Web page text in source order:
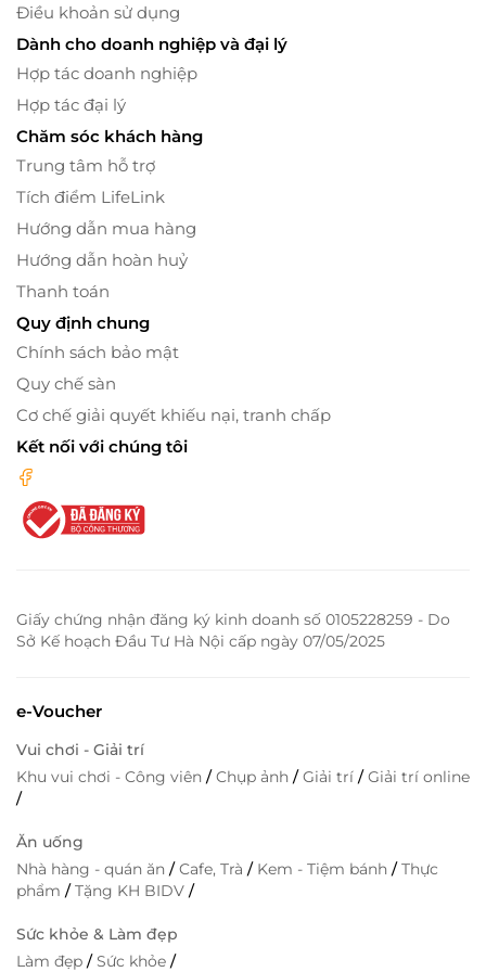
Điều khoản sử dụng
Dành cho doanh nghiệp và đại lý
Hợp tác doanh nghiệp
Hợp tác đại lý
Chăm sóc khách hàng
Trung tâm hỗ trợ
Tích điểm LifeLink
Hướng dẫn mua hàng
Hướng dẫn hoàn huỷ
Thanh toán
Quy định chung
Chính sách bảo mật
Quy chế sàn
Cơ chế giải quyết khiếu nại, tranh chấp
Kết nối với chúng tôi
Giấy chứng nhận đăng ký kinh doanh số 0105228259 - Do
Sở Kế hoạch Đầu Tư Hà Nội cấp ngày 07/05/2025
e-Voucher
Vui chơi - Giải trí
Khu vui chơi - Công viên /Chụp ảnh /Giải trí /Giải trí online
/
Ăn uống
Nhà hàng - quán ăn /Cafe, Trà / Kem - Tiệm bánh /Thực
phẩm /Tặng KH BIDV /
Sức khỏe & Làm đẹp
Làm đẹp /Sức khỏe /